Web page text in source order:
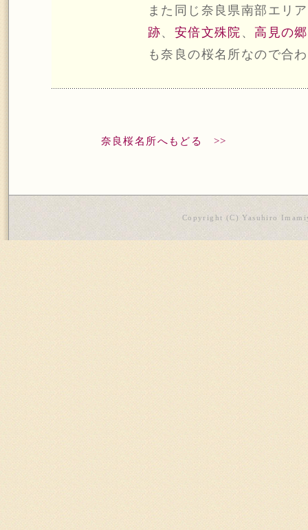
また同じ奈良県南部エリ
跡、 安倍文殊院 、高見の郷
も奈良の桜名所なので合
奈良桜名所へもどる >>
Copyright (C) Yasuhiro